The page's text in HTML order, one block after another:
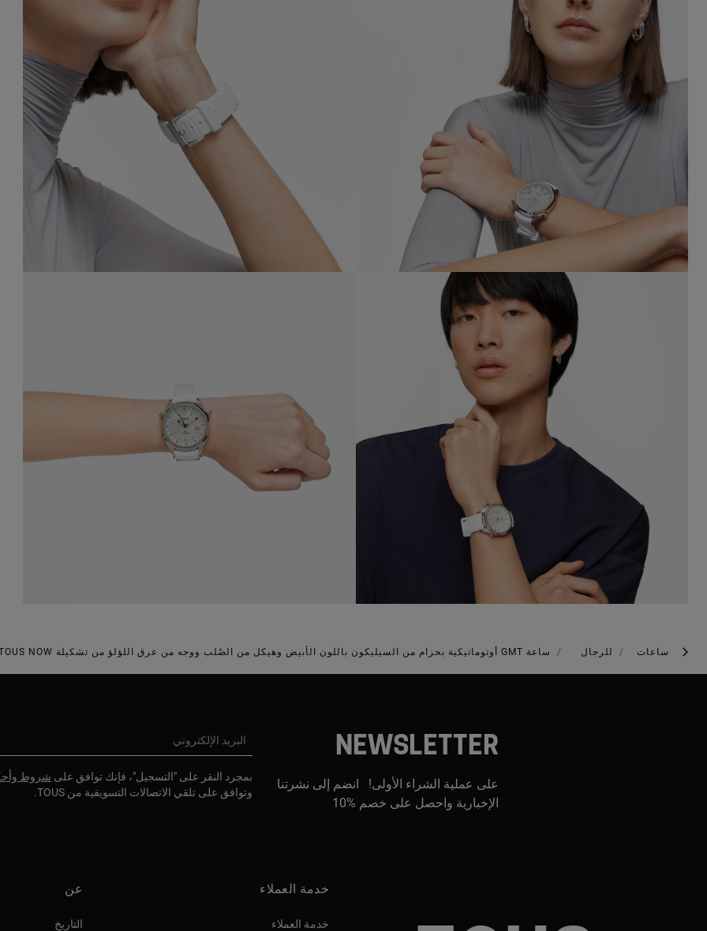
ساعات للرجال ساعة GMT أوتوماتيكية بحزام من السيليكون باللون الأبيض وهيكل من الصُلب ووجه من عرق اللؤلؤ من تشكيلة TOUS NOW
NEWSLETTER
على عملية الشراء الأولى! انضم إلى نشرتنا
الإخبارية واحصل على خصم %10
البريد الإلكتروني
بمجرد النقر على "التسجيل"، فإنك توافق على شروط
وتوافق على تلقي الاتصالات التسويقية من TOUS.
خدمة العملاء
خدمة العملاء
عن
التاريخ